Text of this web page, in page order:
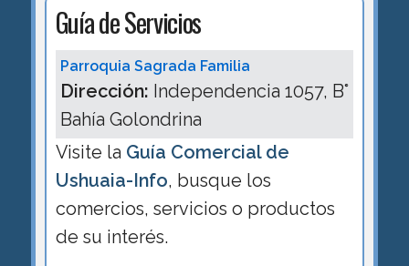
Guía de Servicios
Parroquia Sagrada Familia
Dirección: Independencia 1057, B°
Bahía Golondrina
Visite la Guía Comercial de
Ushuaia-Info, busque los
comercios, servicios o productos
de su interés.